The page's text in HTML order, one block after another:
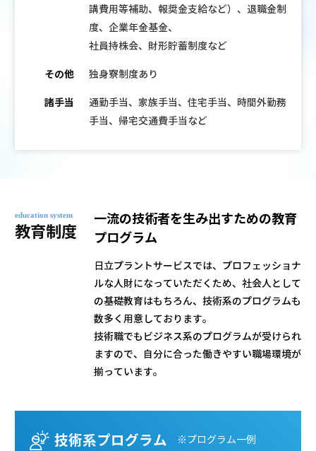
講費用等補助、報奨金支給など）、退職金制
度、企業年金基金、
社員持株会、財形貯蓄制度など
その他 独身寮制度あり
諸手当
通勤手当、家族手当、住宅手当、時間外勤務
手当、帰宅交通費手当など
education system
教育制度
一流の技術者を生み出すための教育
プログラム
日立プラントサービスでは、プロフェッショナ
ルな人財になっていただくため、社会人として
の基礎教育はもちろん、技術系のプログラムも
数多く用意しております。
技術職でもビジネス系のプログラムが受けられ
ますので、自分に合った働きやすい職場環境が
揃っています。
技術系プログラム ※プログラム一例